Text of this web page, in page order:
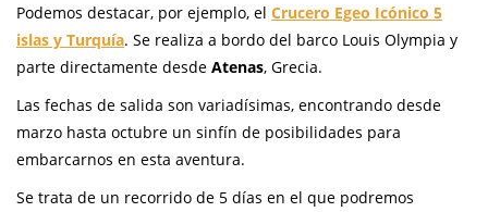
Podemos destacar, por ejemplo, el Crucero Egeo Icónico 5
islas y Turquía. Se realiza a bordo del barco Louis Olympia y
parte directamente desde Atenas, Grecia.
Las fechas de salida son variadísimas, encontrando desde
marzo hasta octubre un sinfín de posibilidades para
embarcarnos en esta aventura.
Se trata de un recorrido de 5 días en el que podremos